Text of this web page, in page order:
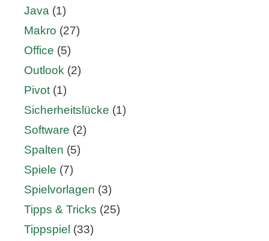
Java (1)
Makro (27)
Office (5)
Outlook (2)
Pivot (1)
Sicherheitslücke (1)
Software (2)
Spalten (5)
Spiele (7)
Spielvorlagen (3)
Tipps & Tricks (25)
Tippspiel (33)